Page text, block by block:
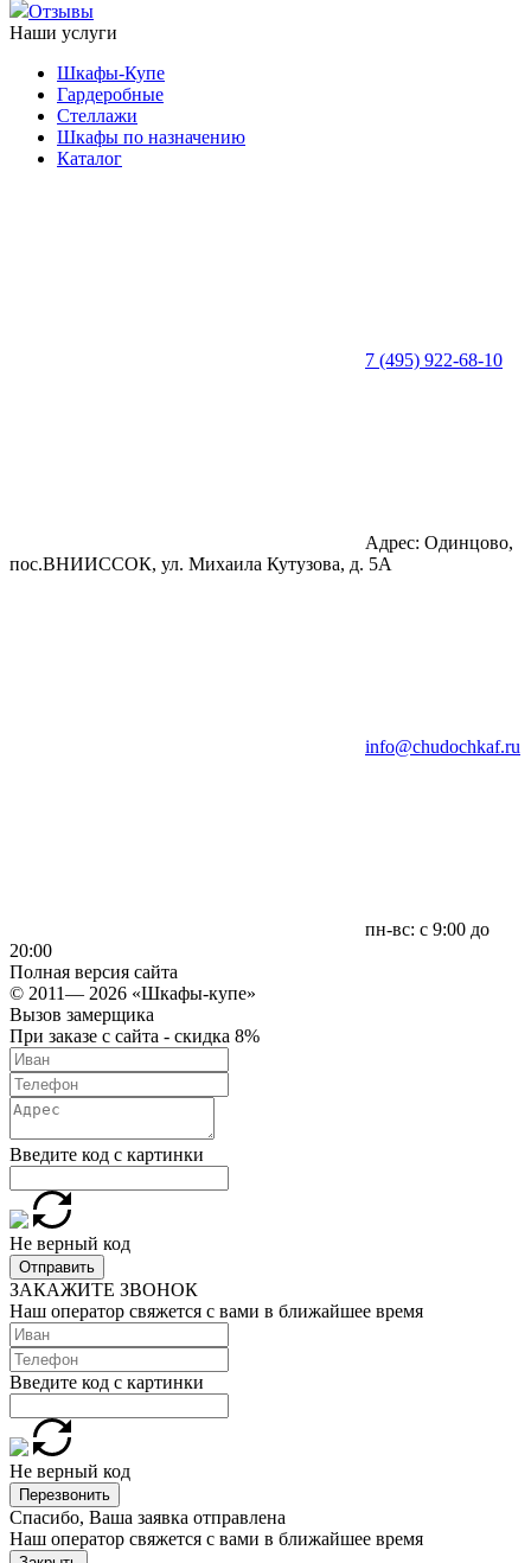
Отзывы
Наши услуги
Шкафы-Купе
Гардеробные
Стеллажи
Шкафы по назначению
Каталог
7 (495) 922-68-10
Адрес: Одинцово,
пос.ВНИИССОК, ул. Михаила Кутузова, д. 5А
info@chudochkaf.ru
пн-вс: с 9:00 до
20:00
Полная версия сайта
© 2011— 2026 «Шкафы-купе»
Вызов замерщика
При заказе с сайта - скидка 8%
Введите код с картинки
Не верный код
Отправить
ЗАКАЖИТЕ ЗВОНОК
Наш оператор свяжется с вами в ближайшее время
Введите код с картинки
Не верный код
Перезвонить
Спасибо, Ваша заявка отправлена
Наш оператор свяжется с вами в ближайшее время